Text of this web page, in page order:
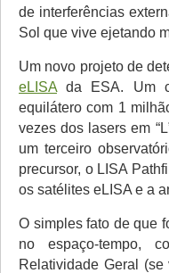
de interferências
Sol que vive ejetando
Um novo projeto de
eLISA da ESA. Um
equilátero com 1
vezes dos lasers em
um terceiro
precursor, o LISA
os satélites eLISA e a
O simples fato de que
no espaço-tempo,
Relatividade Geral